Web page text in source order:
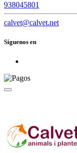
938045801
calvet@calvet.net
Síguenos en